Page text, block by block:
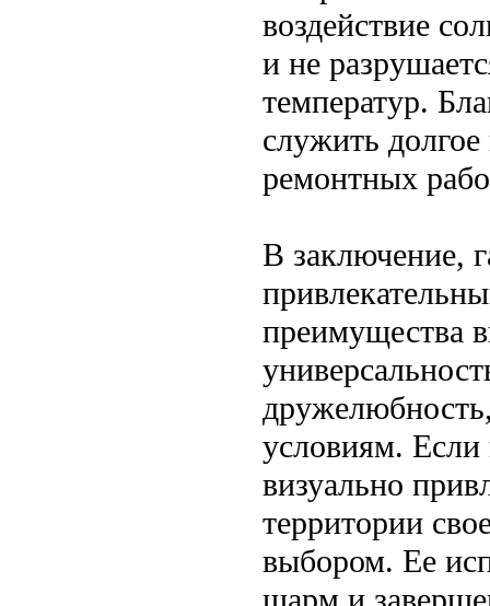
воздействие
и не
температур.
служить
ремонтных
В заключение,
преимущества
условиям. Если
визуально
территории
выбором. Ее